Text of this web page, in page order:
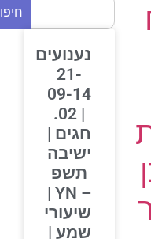
חיפוש
נענועים
21-
09-14
| 02.
חגים |
ישיבה
תשפ
– YN |
שיעורי
שמע |